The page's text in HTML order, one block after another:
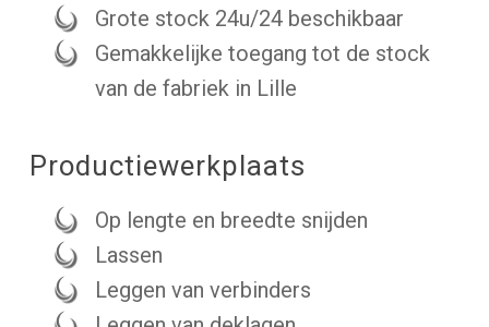
Grote stock 24u/24 beschikbaar
Gemakkelijke toegang tot de stock
van de fabriek in Lille
Productiewerkplaats
Op lengte en breedte snijden
Lassen
Leggen van verbinders